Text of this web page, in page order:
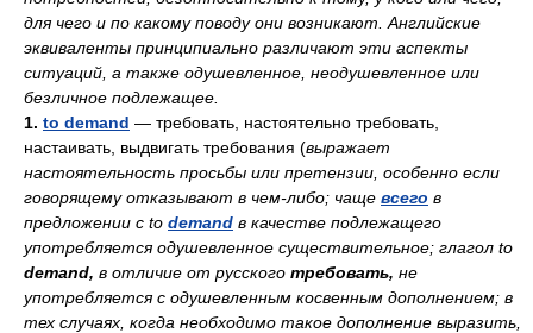
для чего и по какому поводу они возникают. Английские
эквиваленты принципиально различают эти аспекты
ситуаций, а также одушевленное, неодушевленное или
безличное подлежащее.
1. to demand — требовать, настоятельно требовать,
настаивать, выдвигать требования (выражает
настоятельность просьбы или претензии, особенно если
говорящему отказывают в чем-либо; чаще всего в
предложении с to demand в качестве подлежащего
употребляется одушевленное существительное; глагол to
demand, в отличие от русского требовать, не
употребляется с одушевленным косвенным дополнением; в
тех случаях, когда необходимо такое дополнение выразить,